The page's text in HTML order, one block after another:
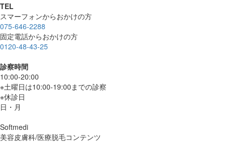
TEL
スマーフォンからおかけの方
075-646-2288
固定電話からおかけの方
0120-48-43-25
診察時間
10:00-20:00
※土曜日は10:00-19:00までの診察
※休診日
日・月
Softmedi
美容皮膚科/医療脱毛コンテンツ